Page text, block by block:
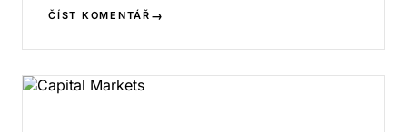
ČÍST KOMENTÁŘ →